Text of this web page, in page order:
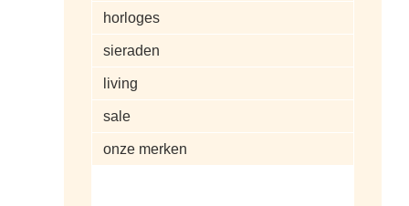
horloges
sieraden
living
sale
onze merken